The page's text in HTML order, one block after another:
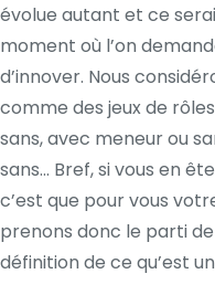
évolue autant et ce
moment où l’on
d’innover. Nous
comme des jeux de
sans, avec meneur ou
sans… Bref, si vous en
c’est que pour vous
prenons donc le parti
définition de ce qu’est